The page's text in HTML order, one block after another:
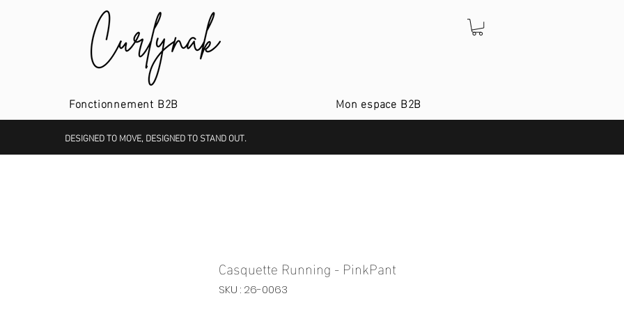
Fonctionnement B2B Mon espace B2B
DESIGNED TO MOVE, DESIGNED TO STAND OUT.
Casquette Running - PinkPant
SKU : 26-0063